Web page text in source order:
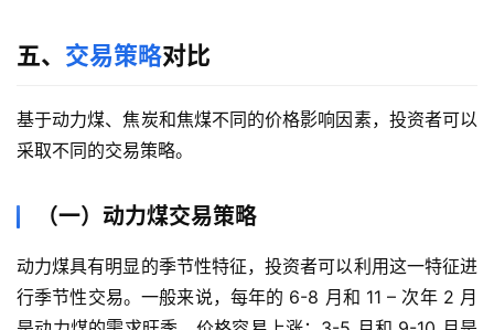
五、 交易策略对比
基于动力煤、焦炭和焦煤不同的价格影响因素，投资者可以
采取不同的交易策略。
（一）动力煤交易策略
动力煤具有明显的季节性特征，投资者可以利用这一特征进
行季节性交易。一般来说，每年的 6-8 月和 11 – 次年 2 月